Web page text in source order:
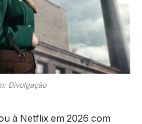
Divulgação
à Netflix em 2026 com